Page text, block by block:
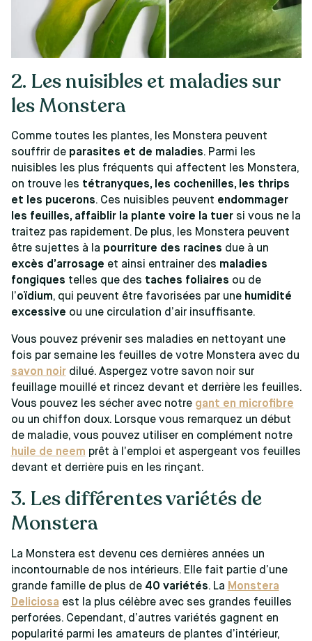
2. Les nuisibles et maladies sur
les Monstera
Comme toutes les plantes, les Monstera peuvent
souffrir de parasites et de maladies. Parmi les
nuisibles les plus fréquents qui affectent les Monstera,
on trouve les tétranyques, les cochenilles, les thrips
et les pucerons. Ces nuisibles peuvent endommager
les feuilles, affaiblir la plante voire la tuersi vous ne la
traitez pas rapidement. De plus, les Monstera peuvent
être sujettes à la pourriture des racines due à un
excès d’arrosage et ainsi entrainer des maladies
fongiques telles que des taches foliaires ou de
l’oïdium, qui peuvent être favorisées par une humidité
excessive ou une circulation d’air insuffisante.
Vous pouvez prévenir ses maladies en nettoyant une
fois par semaine les feuilles de votre Monstera avec du
savon noirdilué. Aspergez votre savon noir sur
feuillage mouillé et rincez devant et derrière les feuilles.
Vous pouvez les sécher avec notre gant en microfibre
ou un chiffon doux. Lorsque vous remarquez un début
de maladie, vous pouvez utiliser en complément notre
huile de neem prêt à l’emploi et aspergeant vos feuilles
devant et derrière puis en les rinçant.
3. Les différentes variétés de
Monstera
La Monstera est devenu ces dernières années un
incontournable de nos intérieurs. Elle fait partie d’une
grande famille de plus de 40 variétés. La Monstera
Deliciosa est la plus célèbre avec ses grandes feuilles
perforées. Cependant, d’autres variétés gagnent en
popularité parmi les amateurs de plantes d’intérieur,